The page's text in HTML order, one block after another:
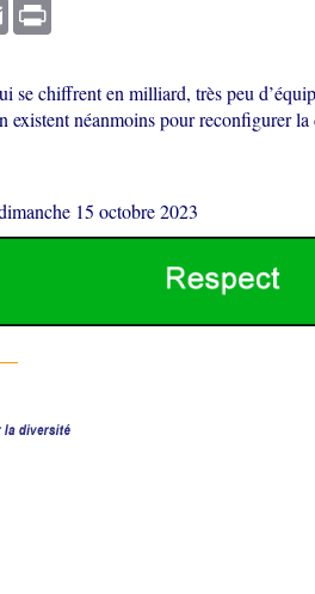
Email Print
se chiffrent en milliard, très peu
existent néanmoins pour reconfigurer
15 octobre 2023